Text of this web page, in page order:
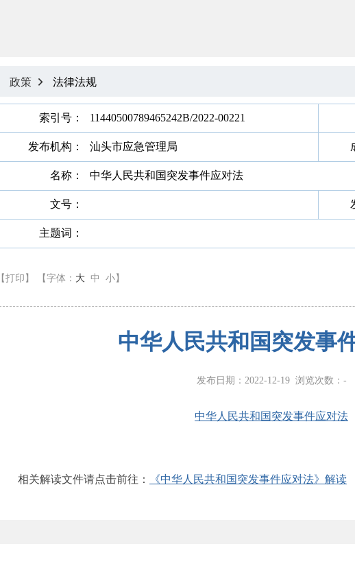
政策  法律法规
索引号： 11440500789465242B/2022-00221
发布机构： 汕头市应急管理局
名称： 中华人民共和国突发事件应对法
文号：
主题词：
【打印】 【字体： 大 中 小 】
中华人民共和国突发事
发布日期：2022-12-19 浏览次数： -
中华人民共和国突发事件应对法
相关解读文件请点击前往： 《中华人民共和国突发事件应对法》解读